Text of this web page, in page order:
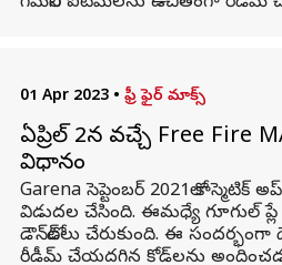
01 Apr 2023 • ఫ్రీ ఫైర్ మాక్స్
ఏప్రిల్ 2న వచ్చే Free Fire
విధానం
Garena సెప్టెంబర్ 2021లో కాస్మెటిక్
విడుదల చేసింది. ఈమధ్యే గూగుల్
డౌన్‌లోడ్‌లు చేరుకుంది. ఈ
రీడీమ్ చేయదగిన కోడ్‌లను